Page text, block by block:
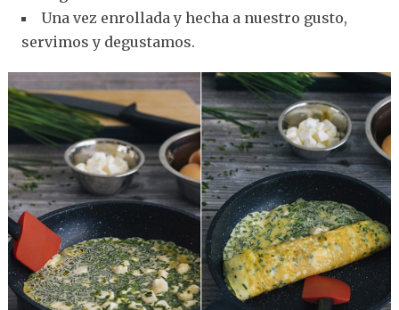
Una vez enrollada y hecha a nuestro gusto,
servimos y degustamos.